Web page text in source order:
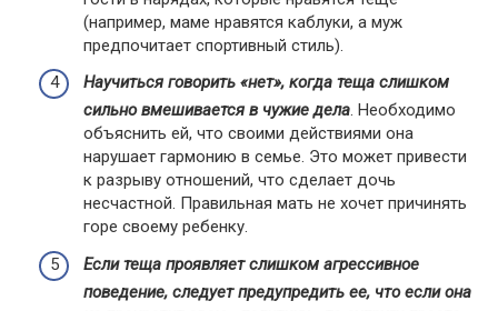
(например, маме нравятся каблуки, а муж
предпочитает спортивный стиль).
Научиться говорить «нет», когда теща слишком
сильно вмешивается в чужие дела. Необходимо
объяснить ей, что своими действиями она
нарушает гармонию в семье. Это может привести
к разрыву отношений, что сделает дочь
несчастной. Правильная мать не хочет причинять
горе своему ребенку.
Если теща проявляет слишком агрессивное
поведение, следует предупредить ее, что если она